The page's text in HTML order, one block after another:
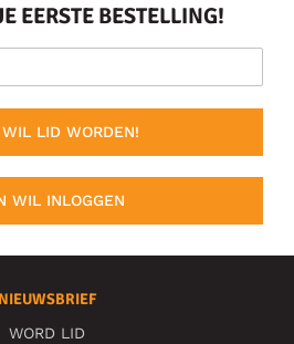
EERSTE BESTELLING!
LID WORDEN!
WIL INLOGGEN
NIEUWSBRIEF
WORD LID